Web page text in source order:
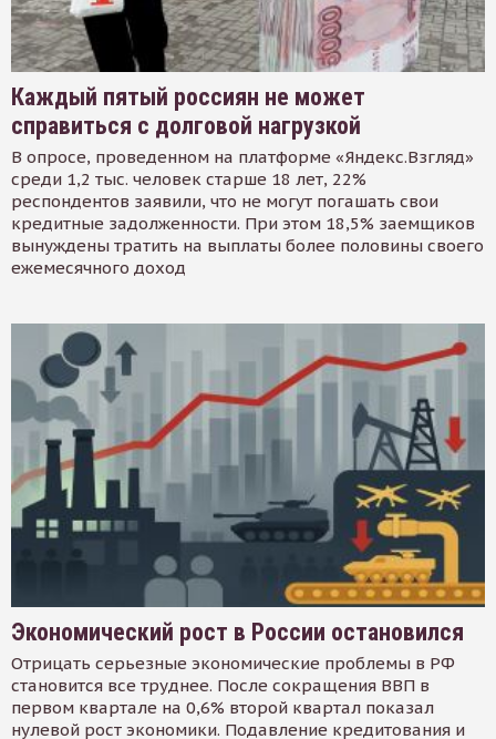
Каждый пятый россиян не может
справиться с долговой нагрузкой
В опросе, проведенном на платформе «Яндекс.Взгляд»
среди 1,2 тыс. человек старше 18 лет, 22%
респондентов заявили, что не могут погашать свои
кредитные задолженности. При этом 18,5% заемщиков
вынуждены тратить на выплаты более половины своего
ежемесячного доход
Экономический рост в России остановился
Отрицать серьезные экономические проблемы в РФ
становится все труднее. После сокращения ВВП в
первом квартале на 0,6% второй квартал показал
нулевой рост экономики. Подавление кредитования и